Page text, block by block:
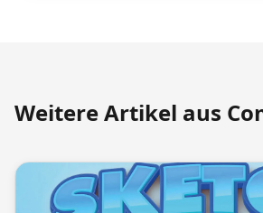
Weitere Artikel aus